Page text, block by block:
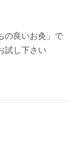
の良いお灸」で
試し下さい